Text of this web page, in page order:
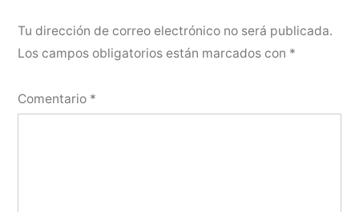
Tu dirección de correo electrónico no será publicada.
Los campos obligatorios están marcados con *
Comentario *